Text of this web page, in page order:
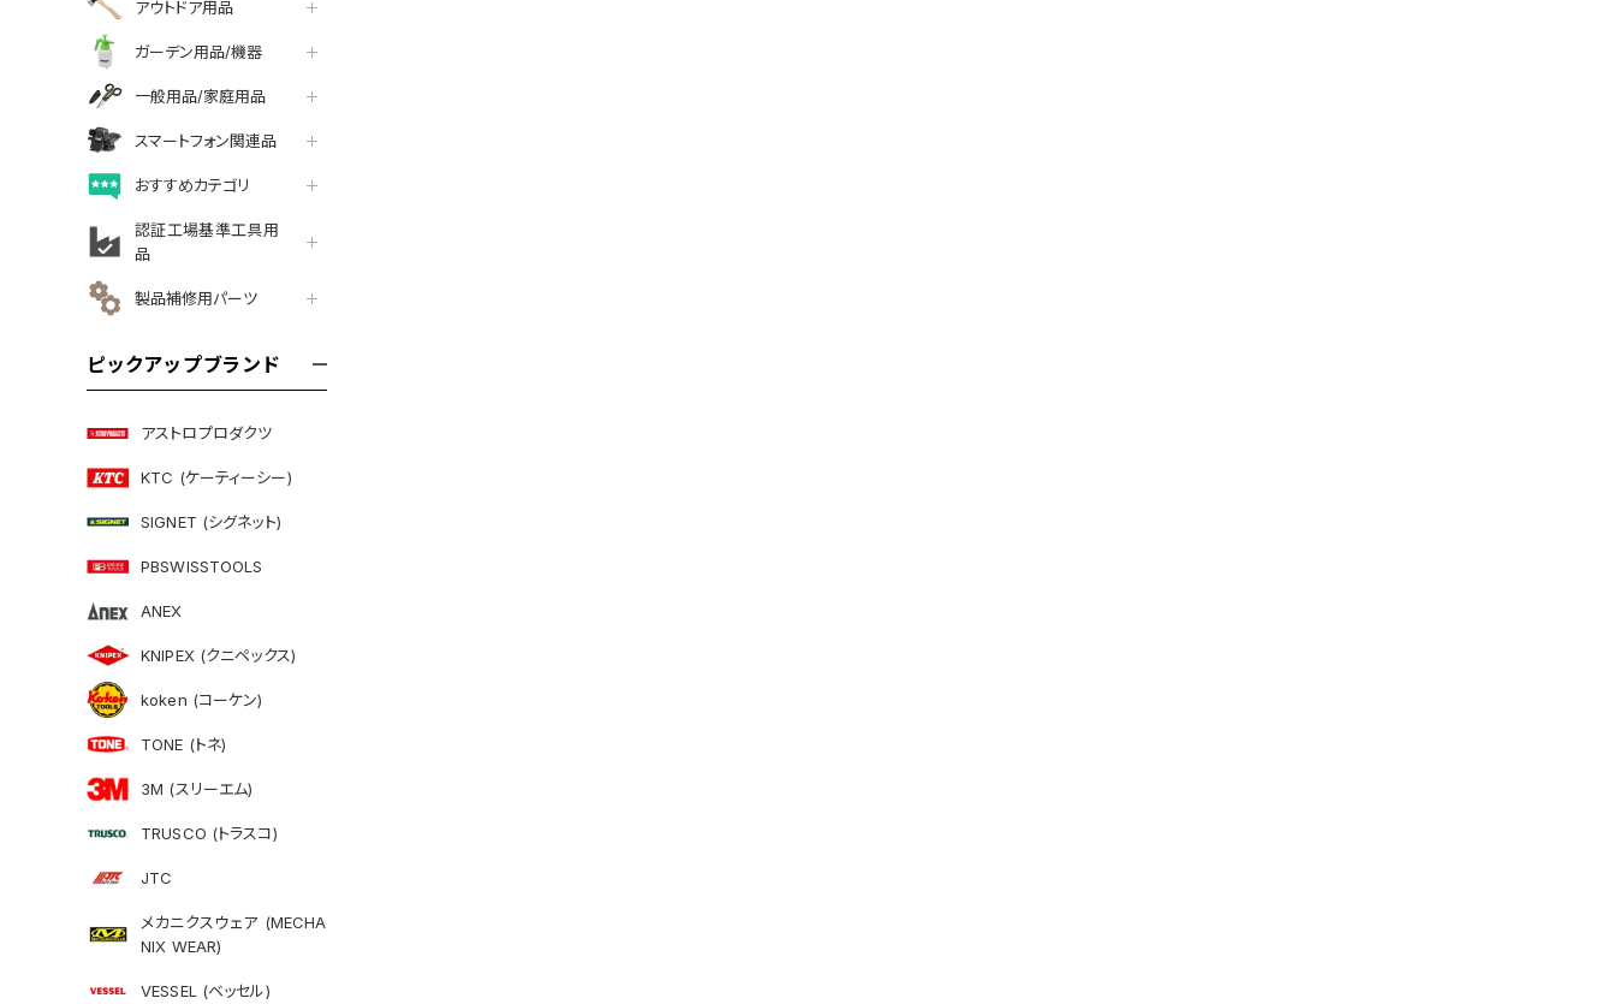
アウトドア用品
ガーデン用品/機器
一般用品/家庭用品
スマートフォン関連品
おすすめカテゴリ
認証工場基準工具用
品
製品補修用パーツ
ピックアップブランド
アストロプロダクツ
KTC (ケーティーシー)
SIGNET (シグネット)
PBSWISSTOOLS
ANEX
KNIPEX (クニペックス)
koken (コーケン)
TONE (トネ)
3M (スリーエム)
TRUSCO (トラスコ)
JTC
メカニクスウェア (MECHA
NIX WEAR)
VESSEL (ベッセル)